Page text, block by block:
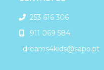
253 616 306
911 069 584
dreams4kids@sapo.pt